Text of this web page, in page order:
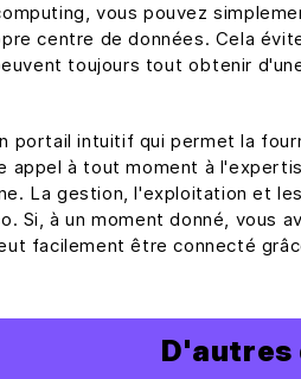
vous pouvez
centre de données. Cela
toujours tout obtenir
portail intuitif qui permet la
appel à tout moment à
La gestion, l'exploitation et
Si, à un moment donné, vous
facilement être connecté
D'autres